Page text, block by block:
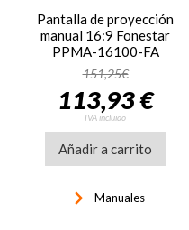
Pantalla de proyección
manual 16:9 Fonestar
PPMA-16100-FA
151,25€
113,93 €
IVA incluido
Añadir a carrito
keyboard_arrow_right Manuales